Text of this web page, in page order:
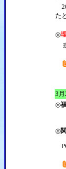
た
◎
3
◎
◎